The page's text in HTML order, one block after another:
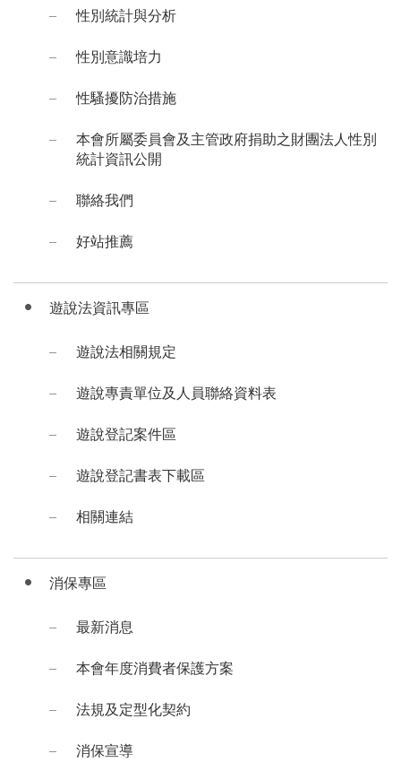
性別統計與分析
性別意識培力
性騷擾防治措施
本會所屬委員會及主管政府捐助之財團法人性別
統計資訊公開
聯絡我們
好站推薦
遊說法資訊專區
遊說法相關規定
遊說專責單位及人員聯絡資料表
遊說登記案件區
遊說登記書表下載區
相關連結
消保專區
最新消息
本會年度消費者保護方案
法規及定型化契約
消保宣導